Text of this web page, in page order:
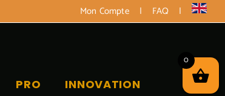
Mon Compte| FAQ |
PRO INNOVATION
0